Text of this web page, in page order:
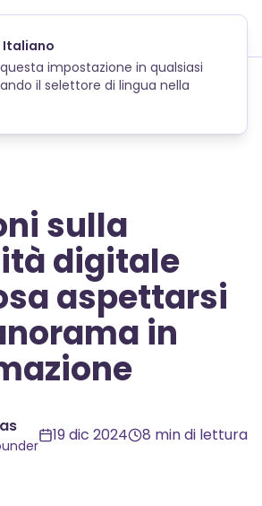
Italiano
impostazione in qualsiasi
il selettore di lingua nella
sulla
digitale
aspettarsi
in
19 dic 2024 8 min di lettura